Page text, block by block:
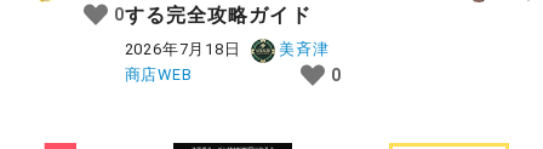
0する完全攻略ガイド
2026年7月18日
美斉津
商店WEB
0